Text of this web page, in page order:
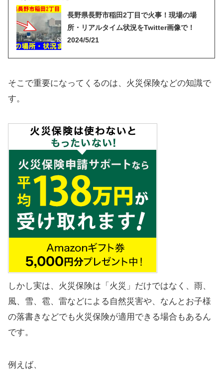
長野県長野市稲田2丁目で火事！現場の場
所・リアルタイム状況をTwitter画像で！
2024/5/21
そこで重要になってくるのは、火災保険などの知識で
す。
しかし実は、火災保険は「火災」だけではなく、雨、
風、雪、雹、雷などによる自然災害や、なんとお子様
の落書きなどでも火災保険が適用できる場合もあるん
です。
例えば、